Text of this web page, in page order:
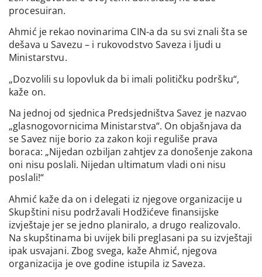
procesuiran.
Ahmić je rekao novinarima CIN-a da su svi znali šta se
dešava u Savezu – i rukovodstvo Saveza i ljudi u
Ministarstvu.
„Dozvolili su lopovluk da bi imali političku podršku“,
kaže on.
Na jednoj od sjednica Predsjedništva Savez je nazvao
„glasnogovornicima Ministarstva“. On objašnjava da
se Savez nije borio za zakon koji reguliše prava
boraca: „Nijedan ozbiljan zahtjev za donošenje zakona
oni nisu poslali. Nijedan ultimatum vladi oni nisu
poslali!“
Ahmić kaže da on i delegati iz njegove organizacije u
Skupštini nisu podržavali Hodžićeve finansijske
izvještaje jer se jedno planiralo, a drugo realizovalo.
Na skupštinama bi uvijek bili preglasani pa su izvještaji
ipak usvajani. Zbog svega, kaže Ahmić, njegova
organizacija je ove godine istupila iz Saveza.